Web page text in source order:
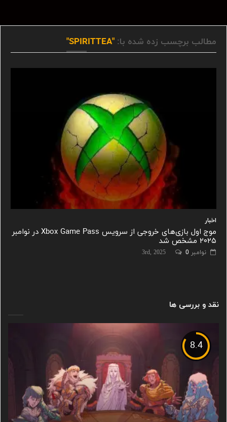
مطالب برچسب زده شده با: "SPIRITTEA"
اخبار
موج اول بازی‌های خروجی از سرویس Xbox Game Pass در نوامبر
۲۰۲۵ مشخص شد
نوامبر 3rd, 2025 0
نقد و بررسی ها
8.4